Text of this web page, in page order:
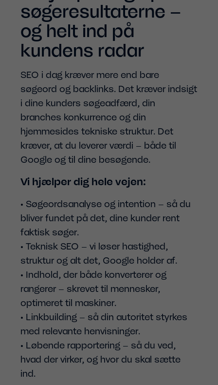
søge­resultaterne –
og helt ind på
kundens radar
SEO i dag kræver mere end bare
søgeord og backlinks. Det kræver indsigt
i dine kunders søgeadfærd, din
branches konkurrence og din
hjemmesides tekniske struktur. Det
kræver, at du leverer værdi – både til
Google og til dine besøgende.
Vi hjælper dig hele vejen:
• Søgeordsanalyse og intention – så du
bliver fundet på det, dine kunder rent
faktisk søger.
• Teknisk SEO – vi løser hastighed,
struktur og alt det, Google holder af.
• Indhold, der både konverterer og
rangerer – skrevet til mennesker,
optimeret til maskiner.
• Linkbuilding – så din autoritet styrkes
med relevante henvisninger.
• Løbende rapportering – så du ved,
hvad der virker, og hvor du skal sætte
ind.